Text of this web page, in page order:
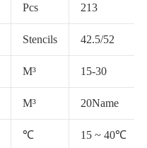
Pcs 213
Stencils 42.5/52
M³ 15-30
M³ 20Name
℃ 15 ~ 40℃